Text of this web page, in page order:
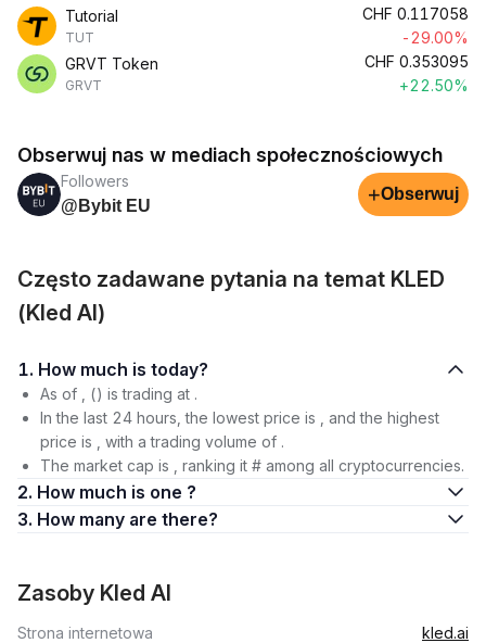
Tutorial
TUT
CHF 0.117058
-29.00%
GRVT Token
GRVT
CHF 0.353095
+22.50%
Obserwuj nas w mediach społecznościowych
Followers
@Bybit EU
+Obserwuj
Często zadawane pytania na temat KLED
(Kled AI)
1. How much is today?
As of , () is trading at .
In the last 24 hours, the lowest price is , and the highest
price is , with a trading volume of .
The market cap is , ranking it # among all cryptocurrencies.
2. How much is one ?
3. How many are there?
Zasoby Kled AI
Strona internetowa
kled.ai